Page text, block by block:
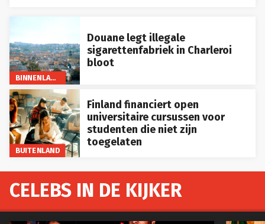
BINNENLAND
Douane legt illegale
sigarettenfabriek in Charleroi
bloot
BUITENLAND
Finland financiert open
universitaire cursussen voor
studenten die niet zijn
toegelaten
CELEBS IN DE KIJKER